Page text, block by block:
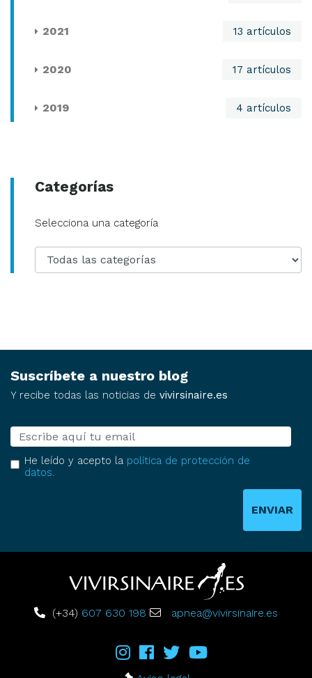
2021 13 artículos
2020 17 artículos
2019 4 artículos
Categorías
Categoría
Selecciona una categoría
Suscríbete a nuestro blog
Y recibe todas las noticias de vivirsinaire.es
E-mail
He leído y acepto la política de protección de
datos
ENVIAR
(+34) 607 630 198 apnea@vivirsinaire.es